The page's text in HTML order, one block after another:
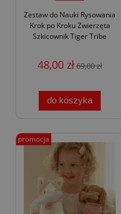
Zestaw do Nauki Rysowania
Krok po Kroku Zwierzęta
Szkicownik Tiger Tribe
48,00 zł69,00 zł
do koszyka
promocja